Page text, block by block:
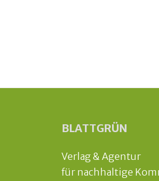
BLATTGRÜN
Verlag & Agentur
für nachhaltige